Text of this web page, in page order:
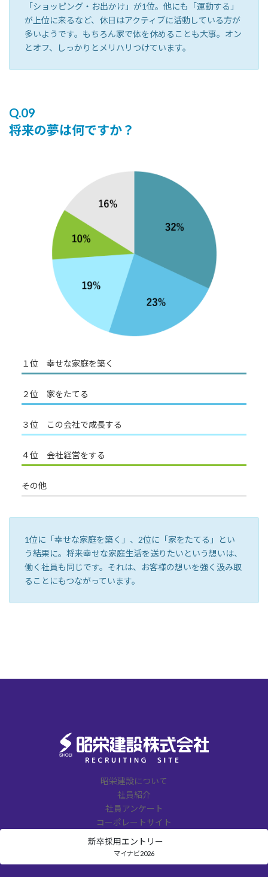
「ショッピング・お出かけ」が1位。他にも「運動する」
が上位に来るなど、休日はアクティブに活動している方が
多いようです。もちろん家で体を休めることも大事。オン
とオフ、しっかりとメリハリつけています。
Q.09
将来の夢は何ですか？
１位 幸せな家庭を築く
２位 家をたてる
３位 この会社で成長する
４位 会社経営をする
その他
1位に「幸せな家庭を築く」、2位に「家をたてる」とい
う結果に。将来幸せな家庭生活を送りたいという想いは、
働く社員も同じです。それは、お客様の想いを強く汲み取
ることにもつながっています。
昭栄建設について
社員紹介
社員アンケート
コーポレートサイト
新卒採用エントリー
マイナビ2026